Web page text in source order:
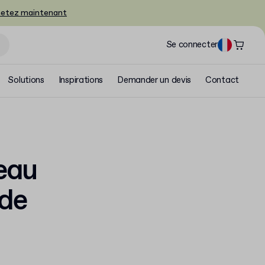
maintenant
Se connecter
Solutions Inspirations Demander un devis Contact